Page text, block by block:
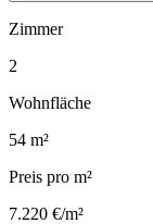
Zimmer
2
Wohnfläche
54 m²
Preis pro m²
7.220 €/m²